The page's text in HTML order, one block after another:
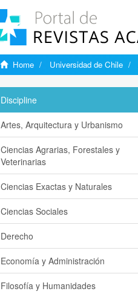
Home Universidad de Chile
Discipline
Artes, Arquitectura y Urbanismo
Ciencias Agrarias, Forestales y
Veterinarias
Ciencias Exactas y Naturales
Ciencias Sociales
Derecho
Economía y Administración
Filosofía y Humanidades